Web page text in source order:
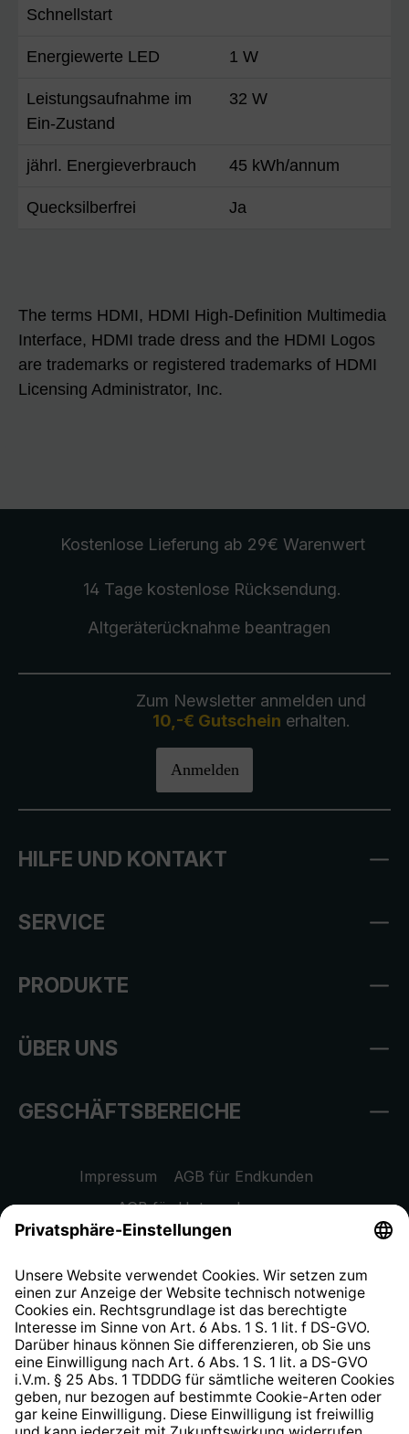
Schnellstart
Energiewerte LED 1 W
Leistungsaufnahme im
Ein-Zustand
32 W
jährl. Energieverbrauch 45 kWh/annum
Quecksilberfrei Ja
The terms HDMI, HDMI High-Definition Multimedia
Interface, HDMI trade dress and the HDMI Logos
are trademarks or registered trademarks of HDMI
Licensing Administrator, Inc.
Kostenlose Lieferung ab 29€ Warenwert
14 Tage kostenlose Rücksendung.
Altgeräterücknahmebeantragen
Zum Newsletter anmelden und
10,-€ Gutschein erhalten.
Anmelden
HILFE UND KONTAKT
SERVICE
PRODUKTE
ÜBER UNS
GESCHÄFTSBEREICHE
Impressum
AGB für Endkunden
AGB für Unternehmen
Datenschutzhinweis
Widerrufsrecht
Hinweisgeberschutzsystem
Barrierefreiheit